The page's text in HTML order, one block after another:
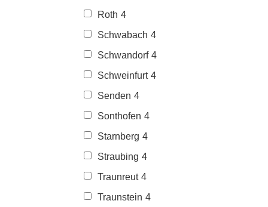
Roth 4
Schwabach 4
Schwandorf 4
Schweinfurt 4
Senden 4
Sonthofen 4
Starnberg 4
Straubing 4
Traunreut 4
Traunstein 4